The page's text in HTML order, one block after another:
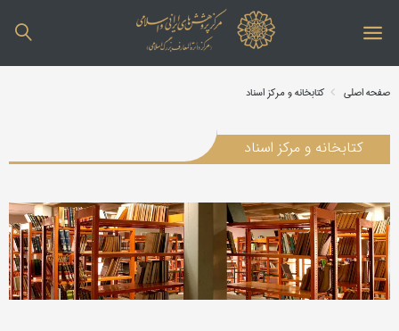
صفحه اصلی کتابخانه و مرکز اسناد
کتابخانه و مرکز اسناد